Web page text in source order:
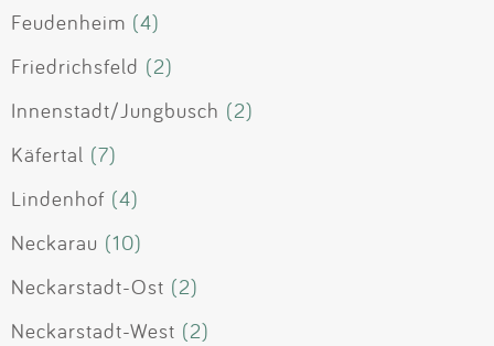
Feudenheim (4)
Friedrichsfeld (2)
Innenstadt/Jungbusch (2)
Käfertal (7)
Lindenhof (4)
Neckarau (10)
Neckarstadt-Ost (2)
Neckarstadt-West (2)